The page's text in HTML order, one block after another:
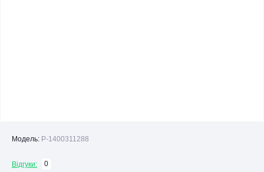
Модель: P-1400311288
Відгуки: 0